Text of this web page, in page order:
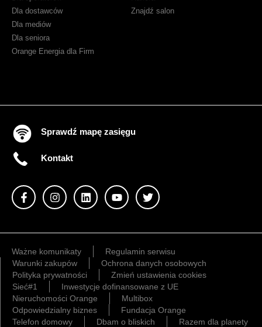
Dla dostawców
Dla mediów
Dla seniora
Orange Energia dla Firm
Znajdź salon
Sprawdź mapę zasięgu
Kontakt
Ważne komunikaty
Regulamin serwisu
Warunki zakupów
Ochrona danych osobowych
Polityka prywatności
Zmień ustawienia cookies
Sieć#1
Inwestycje dofinansowane z UE
Nieruchomości Orange
Multibox
Odpowiedzialny biznes
Fundacja Orange
Telefon domowy
Dbam o bliskich Razem dla planety